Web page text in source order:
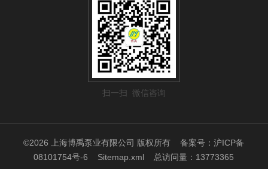
扫一扫 微信咨询
©2026 上海博禹泵业有限公司 版权所有备案号：沪ICP备
08101754号-6
Sitemap.xml 总访问量：13773365